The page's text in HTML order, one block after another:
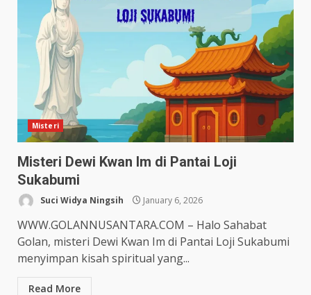
Misteri
Misteri Dewi Kwan Im di Pantai Loji
Sukabumi
Suci Widya Ningsih January 6, 2026
WWW.GOLANNUSANTARA.COM – Halo Sahabat
Golan, misteri Dewi Kwan Im di Pantai Loji Sukabumi
menyimpan kisah spiritual yang...
Read More